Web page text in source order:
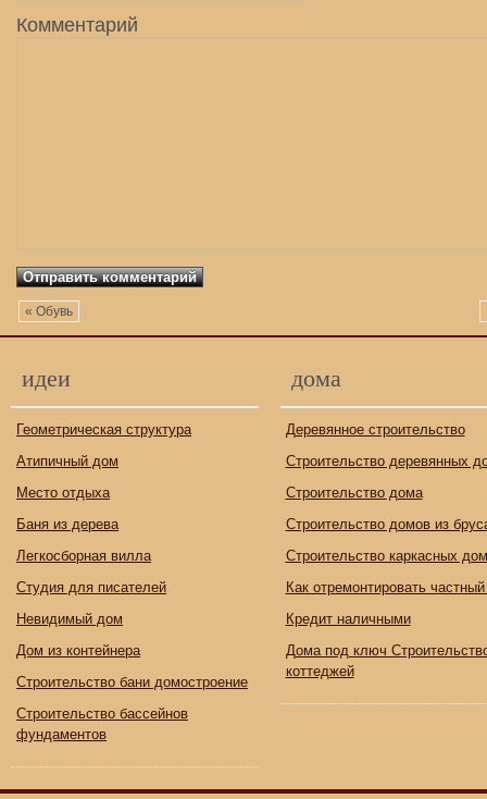
Комментарий
« Обувь
идеи
Геометрическая структура
Атипичный дом
Место отдыха
Баня из дерева
Легкосборная вилла
Студия для писателей
Невидимый дом
Дом из контейнера
Строительство бани домостроение
Строительство бассейнов
фундаментов
дома
Деревянное строительство
Строительство деревянных
Строительство дома
Строительство домов из
Строительство каркасных
Как отремонтировать
Кредит наличными
Дома под ключ
коттеджей